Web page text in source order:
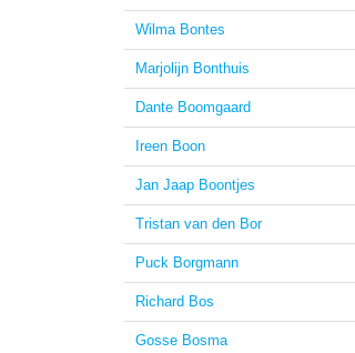
Wilma Bontes
Marjolijn Bonthuis
Dante Boomgaard
Ireen Boon
Jan Jaap Boontjes
Tristan van den Bor
Puck Borgmann
Richard Bos
Gosse Bosma